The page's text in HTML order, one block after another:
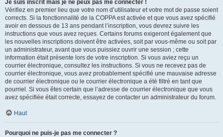
Je suis inscrit mais je ne peux pas me connecter !
Vérifiez en premier lieu que votre nom d’utilisateur et votre mot de passe soient
corrects. Si la fonctionnalité de la COPPA est activée et que vous avez spécifié
avoir en dessous de 13 ans pendant l’inscription, vous devrez suivre les
instructions que vous avez reçues. Certains forums exigeront également que
les nouvelles inscriptions doivent être activées, soit par vous-même ou soit par
un administrateur, avant que vous puissiez ouvrir une session ; cette
information était présente lors de votre inscription. Si vous aviez reçu un
courrier électronique, consultez les instructions. Si vous ne recevez pas de
courrier électronique, vous avez probablement spécifié une mauvaise adresse
de courrier électronique ou le courrier électronique a été filtré en tant que
pourriel. Si vous êtes certain que l’adresse de courrier électronique que vous
avez spécifiée était correcte, essayez de contacter un administrateur du forum.
Haut
Pourquoi ne puis-je pas me connecter ?